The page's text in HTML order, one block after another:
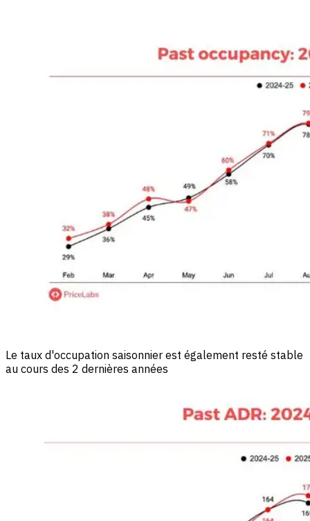
Le taux d'occupation saisonnier est également resté stable
au cours des 2 dernières années